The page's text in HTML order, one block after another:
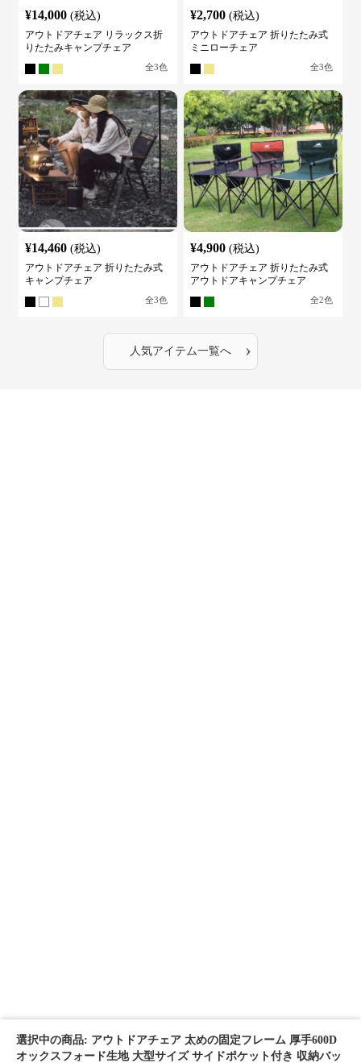
選択中の商品: アウトドアチェア 太めの固定フレーム 厚手600D
オックスフォード生地 大型サイズ サイドポケット付き 収納バッ
¥14,000 (税込)
アウトドアチェア リラックス折
りたたみキャンプチェア
全3色
¥2,700 (税込)
アウトドアチェア 折りたたみ式
ミニローチェア
全3色
¥14,460 (税込)
アウトドアチェア 折りたたみ式
キャンプチェア
全3色
¥4,900 (税込)
アウトドアチェア 折りたたみ式
アウトドアキャンプチェア
全2色
人気アイテム一覧へ ›